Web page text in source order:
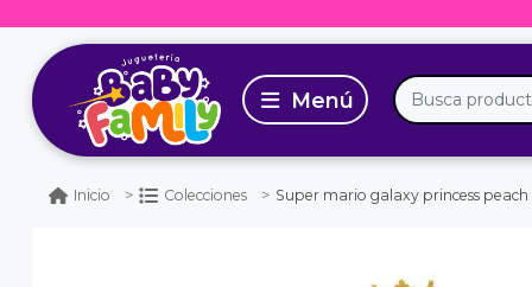
Inicio Colecciones Super mario galaxy princess peach peluche con